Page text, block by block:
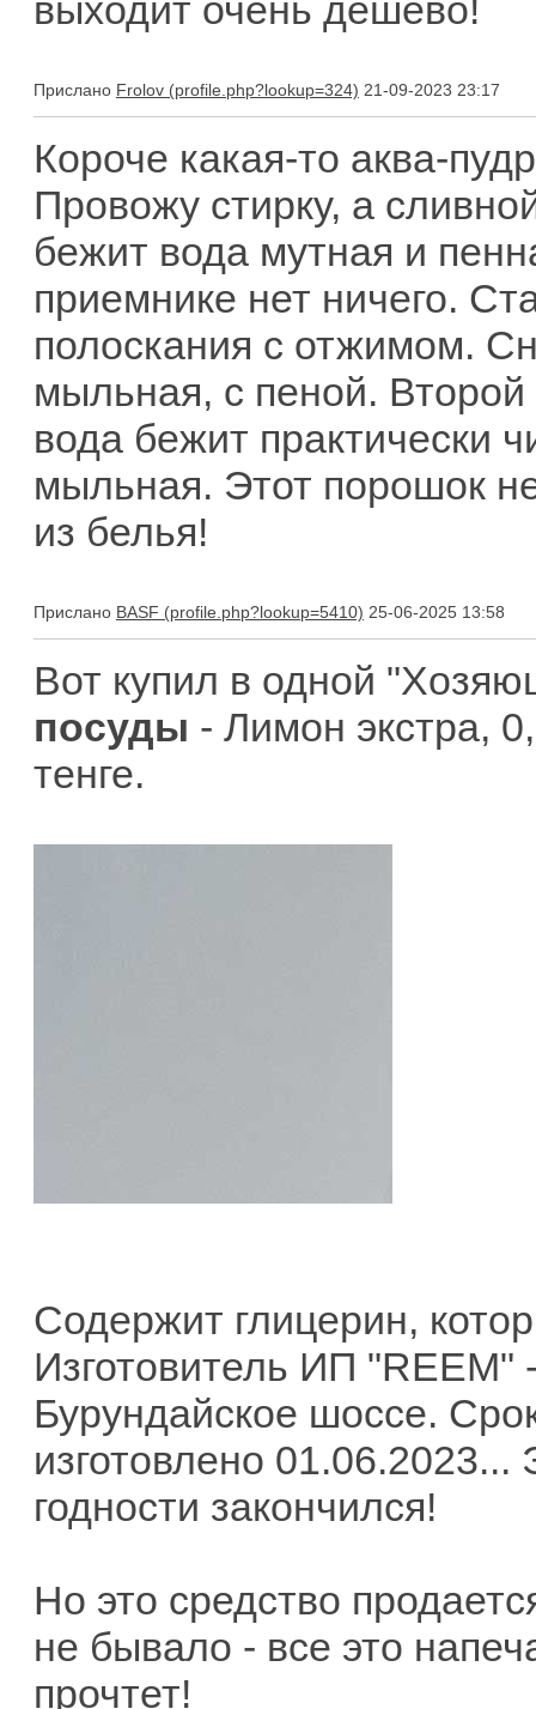
выходит очень дешево!
Прислано Frolov 21-09-2023 23:17
Короче какая-то аква-
Провожу стирку, а
бежит вода мутная и
приемнике нет ничего.
полоскания с отжимом.
мыльная, с пеной.
вода бежит практически
мыльная. Этот порошок
из белья!
Прислано BASF 25-06-2025 13:58
Вот купил в одной
посуды - Лимон экстра,
тенге.
Содержит глицерин,
Изготовитель ИП "REEM"
Бурундайское шоссе.
изготовлено
годности закончился!
Но это средство
не бывало - все это
прочтет!